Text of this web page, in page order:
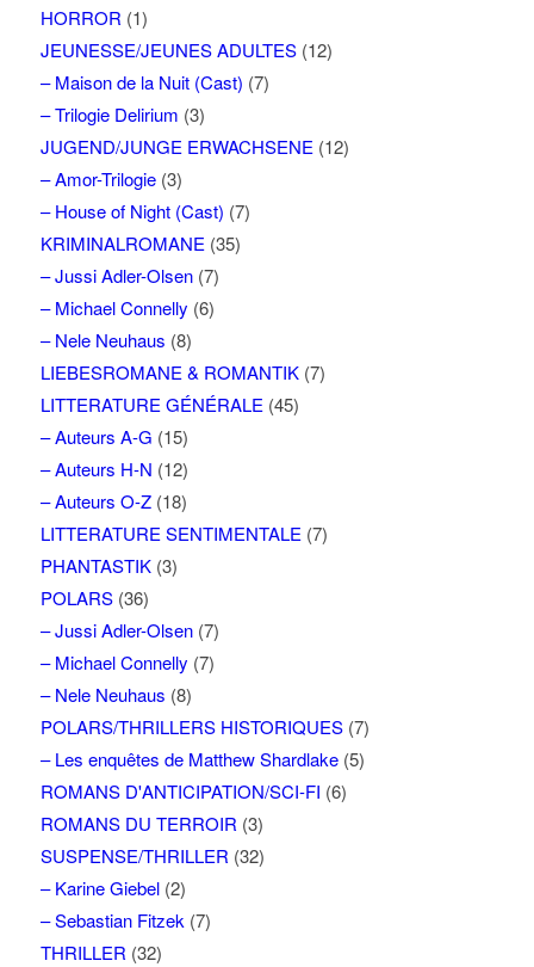
HORROR (1)
JEUNESSE/JEUNES ADULTES(12)
– Maison de la Nuit (Cast) (7)
– Trilogie Delirium (3)
JUGEND/JUNGE ERWACHSENE (12)
– Amor-Trilogie(3)
– House of Night (Cast) (7)
KRIMINALROMANE (35)
– Jussi Adler-Olsen(7)
– Michael Connelly (6)
– Nele Neuhaus (8)
LIEBESROMANE & ROMANTIK(7)
LITTERATURE GÉNÉRALE (45)
– Auteurs A-G (15)
– Auteurs H-N (12)
– Auteurs O-Z(18)
LITTERATURE SENTIMENTALE (7)
PHANTASTIK(3)
POLARS(36)
– Jussi Adler-Olsen(7)
– Michael Connelly (7)
– Nele Neuhaus (8)
POLARS/THRILLERS HISTORIQUES(7)
– Les enquêtes de Matthew Shardlake(5)
ROMANS D'ANTICIPATION/SCI-FI (6)
ROMANS DU TERROIR (3)
SUSPENSE/THRILLER (32)
– Karine Giebel(2)
– Sebastian Fitzek (7)
THRILLER (32)